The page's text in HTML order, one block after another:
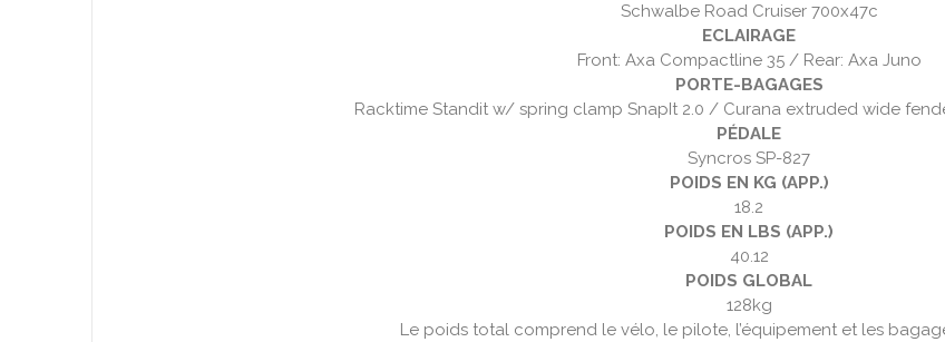
Schwalbe Road Cruiser 700x47c
ECLAIRAGE
Front: Axa Compactline 35 / Rear: Axa Juno
PORTE-BAGAGES
Racktime Standit w/ spring clamp SnapIt 2.0 / Curana extruded wide
PÉDALE
Syncros SP-827
POIDS EN KG (APP.)
18.2
POIDS EN LBS (APP.)
40.12
POIDS GLOBAL
128kg
Le poids total comprend le vélo, le pilote, l’équipement et les